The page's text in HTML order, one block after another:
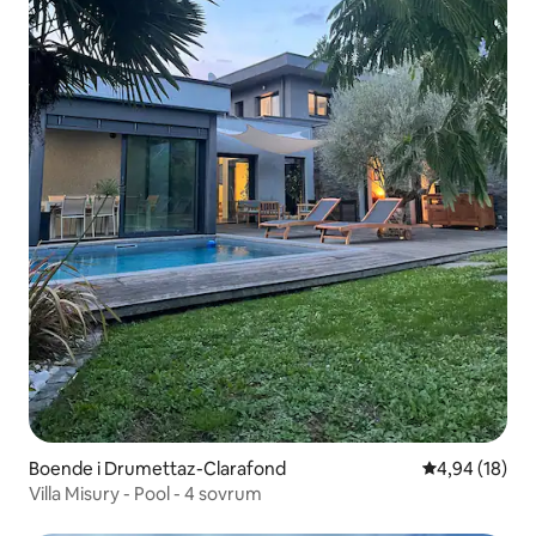
Boende i Drumettaz-Clarafond 4,94 av 5 i
4,94 (18)
Villa Misury - Pool - 4 sovrum